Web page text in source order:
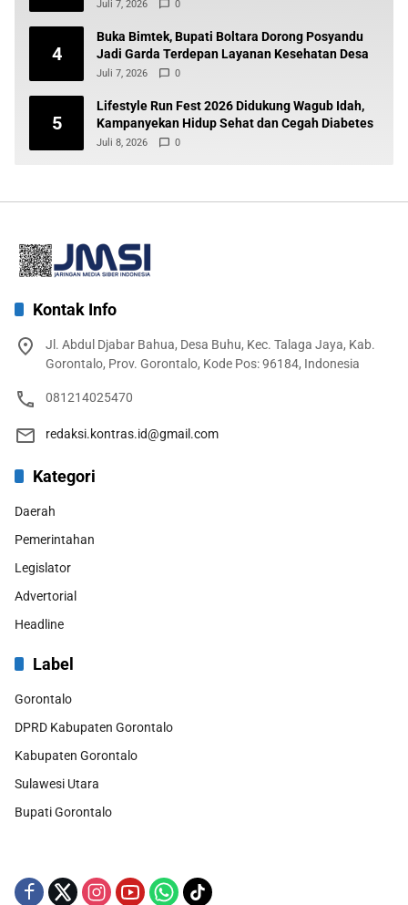
Juli 7, 2026 0
4
Buka Bimtek, Bupati Boltara Dorong Posyandu
Jadi Garda Terdepan Layanan Kesehatan Desa
Juli 7, 2026 0
5
Lifestyle Run Fest 2026 Didukung Wagub Idah,
Kampanyekan Hidup Sehat dan Cegah Diabetes
Juli 8, 2026 0
Kontak Info
Jl. Abdul Djabar Bahua, Desa Buhu, Kec. Talaga Jaya, Kab.
Gorontalo, Prov. Gorontalo, Kode Pos: 96184, Indonesia
081214025470
redaksi.kontras.id@gmail.com
Kategori
Daerah
Pemerintahan
Legislator
Advertorial
Headline
Label
Gorontalo
DPRD Kabupaten Gorontalo
Kabupaten Gorontalo
Sulawesi Utara
Bupati Gorontalo